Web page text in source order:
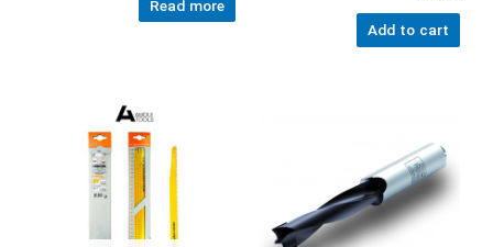
Add to cart
Read more